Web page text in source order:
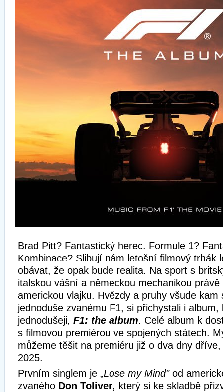
Brad Pitt? Fantastický herec. Formule 1?
Kombinace? Slibují nám letošní filmový trhák
obávat, že opak bude realita. Na sport s
italskou vášní a německou mechanikou právě
americkou vlajku. Hvězdy a pruhy všude kam
jednoduše zvanému F1, si přichystali i album,
jednodušeji, F1: the album. Celé album k
s filmovou premiérou ve spojených státech.
můžeme těšit na premiéru již o dva dny
2025.
Prvním singlem je „Lose my Mind"od
zvaného Don Toliver, který si ke skladbě